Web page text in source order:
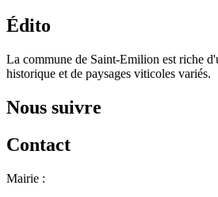
Édito
La commune de Saint-Emilion est riche
historique et de paysages viticoles variés.
Nous suivre
Contact
Mairie :